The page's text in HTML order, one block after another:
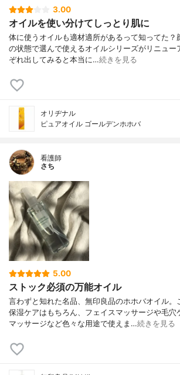
3.00
オイルを使い分けてしっとり肌に
体に使うオイルも適材適所があるって知ってた？⁡⁡
の状態で選んで使えるオイルシリーズがリニュー
ぞれ出してみると本当に…続きを見る
オリヂナル
ピュアオイル ゴールデンホホバ
看護師
さち
5.00
ストック必須の万能オイル
言わずと知れた名品、無印良品のホホバオイル。
保湿ケアはもちろん、フェイスマッサージや毛穴
マッサージなど色々な用途で使えま…続きを見る